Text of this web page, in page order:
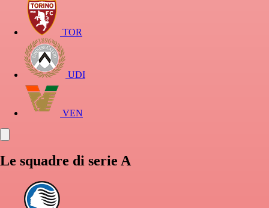
TOR
UDI
VEN
Le squadre di serie A